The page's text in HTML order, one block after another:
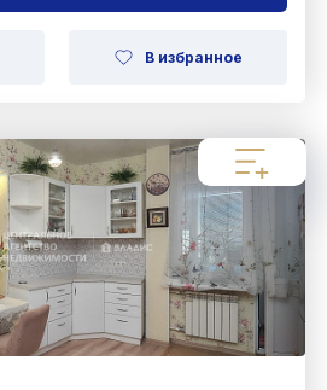
В избранное